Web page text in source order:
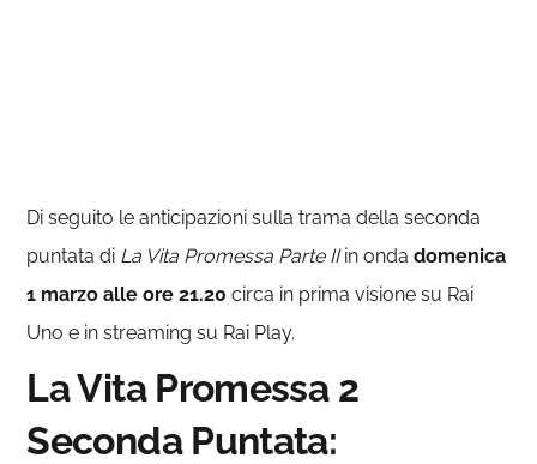
Di seguito le anticipazioni sulla trama della seconda
puntata di La Vita Promessa Parte IIin ondadomenica
1 marzo alle ore 21.20 circa in prima visione su Rai
Uno e in streaming su Rai Play.
La Vita Promessa 2
Seconda Puntata: